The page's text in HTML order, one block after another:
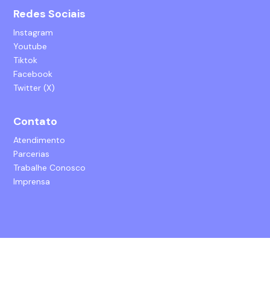
Redes Sociais
Instagram
Youtube
Tiktok
Facebook
Twitter (X)
Contato
Atendimento
Parcerias
Trabalhe Conosco
Imprensa